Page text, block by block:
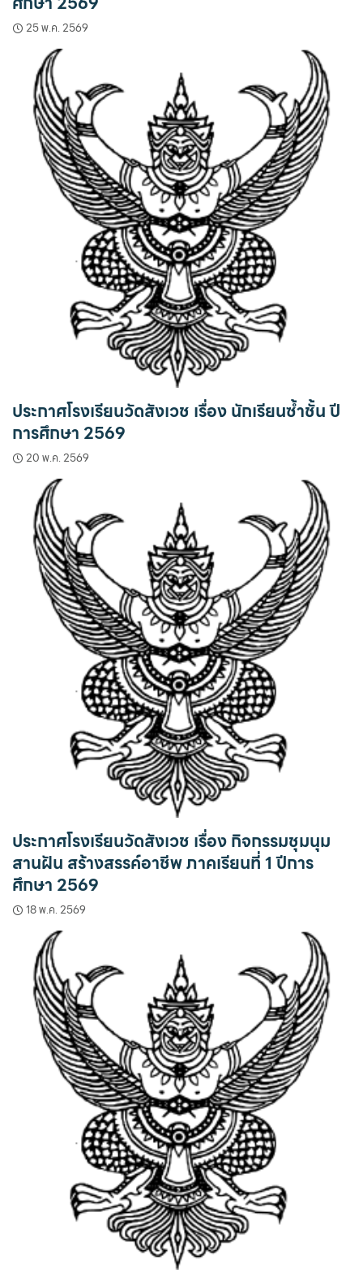
25 พ.ค. 2569
ประกาศโรงเรียนวัดสังเวช เรื่อง นักเรียนซ้ำชั้น ปี
การศึกษา 2569
20 พ.ค. 2569
ประกาศโรงเรียนวัดสังเวช เรื่อง กิจกรรมชุมนุม
สานฝัน สร้างสรรค์อาชีพ ภาคเรียนที่ 1 ปีการ
ศึกษา 2569
18 พ.ค. 2569